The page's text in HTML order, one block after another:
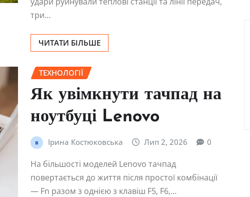
три…
ЧИТАТИ БІЛЬШЕ
ТЕХНОЛОГІЇ
Як увімкнути тачпад на
ноутбуці Lenovo
Ірина Костюковська Лип 2, 2026 0
На більшості моделей Lenovo тачпад
повертається до життя після простої комбінації
— Fn разом з однією з клавіш F5, F6,…